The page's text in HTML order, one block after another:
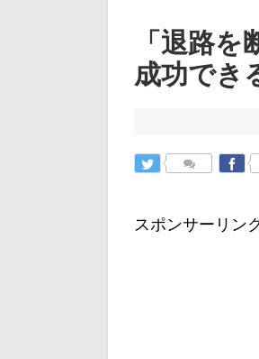
「退路
成功でき
スポンサーリン